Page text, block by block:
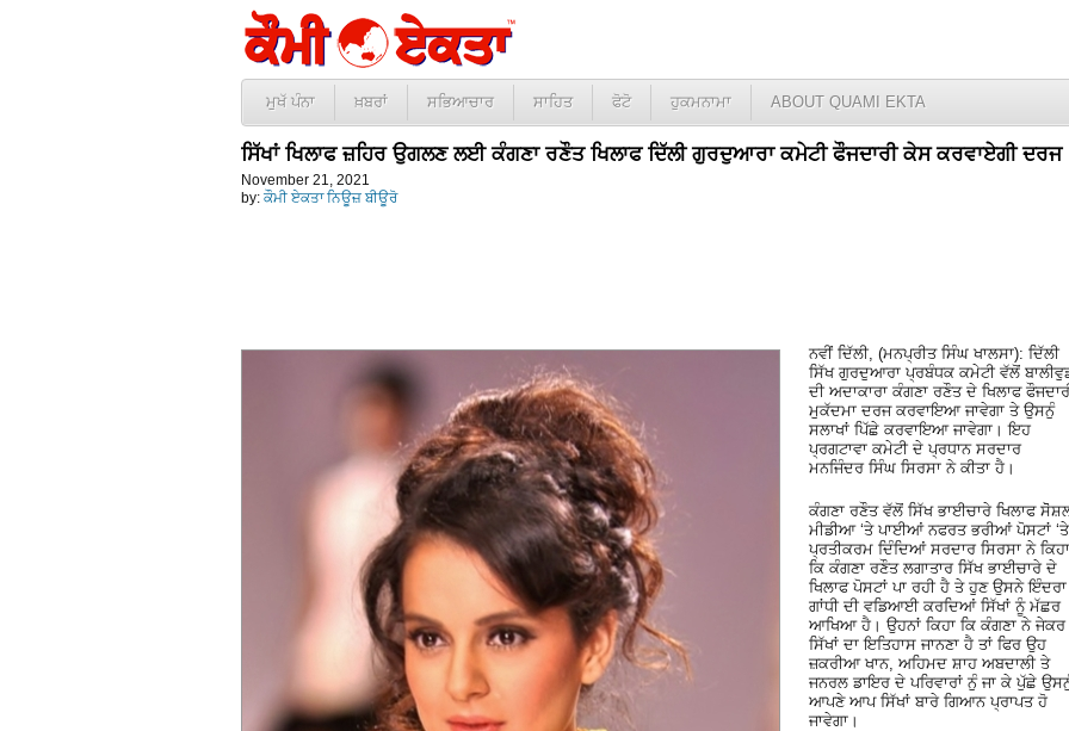
ਮੁਖੱ ਪੰਨਾ ਖ਼ਬਰਾਂ ਸਭਿਆਚਾਰ ਸਾਹਿਤ ਫੋਟੋ ਹੁਕਮਨਾਮਾ ABOUT QUAMI EKTA
ਸਿੱਖਾਂ ਖਿਲਾਫ ਜ਼ਹਿਰ ਉਗਲਣ ਲਈ ਕੰਗਣਾ ਰਣੌਤ ਖਿਲਾਫ ਦਿੱਲੀ ਗੁਰਦੁਆਰਾ ਕਮੇਟੀ ਫੌਜਦਾਰੀ ਕੇਸ ਕਰਵਾਏਗੀ ਦਰਜ
November 21, 2021
by: ਕੌਮੀ ਏਕਤਾ ਨਿਊਜ਼ ਬੀਊਰੋ
ਨਵੀਂ ਦਿੱਲੀ, (ਮਨਪ੍ਰੀਤ ਸਿੰਘ ਖਾਲਸਾ): ਦਿੱਲੀ
ਸਿੱਖ ਗੁਰਦੁਆਰਾ ਪ੍ਰਬੰਧਕ ਕਮੇਟੀ ਵੱਲੋਂ
ਦੀ ਅਦਾਕਾਰਾ ਕੰਗਣਾ ਰਣੌਤ ਦੇ ਖਿਲਾਫ
ਮੁਕੱਦਮਾ ਦਰਜ ਕਰਵਾਇਆ ਜਾਵੇਗਾ ਤੇ ਉਸਨੁੰ
ਸਲਾਖਾਂ ਪਿੱਛੇ ਕਰਵਾਇਆ ਜਾਵੇਗਾ। ਇਹ
ਪ੍ਰਗਟਾਵਾ ਕਮੇਟੀ ਦੇ ਪ੍ਰਧਾਨ ਸਰਦਾਰ
ਮਨਜਿੰਦਰ ਸਿੰਘ ਸਿਰਸਾ ਨੇ ਕੀਤਾ ਹੈ।
ਕੰਗਣਾ ਰਣੌਤ ਵੱਲੋਂ ਸਿੱਖ ਭਾਈਚਾਰੇ ਖਿਲਾਫ
ਮੀਡੀਆ ‘ਤੇ ਪਾਈਆਂ ਨਫਰਤ ਭਰੀਆਂ ਪੋਸਟਾਂ ‘ਤੇ
ਪ੍ਰਤੀਕਰਮ ਦਿੰਦਿਆਂ ਸਰਦਾਰ ਸਿਰਸਾ ਨੇ ਕਿਹਾ
ਕਿ ਕੰਗਣਾ ਰਣੌਤ ਲਗਾਤਾਰ ਸਿੱਖ ਭਾਈਚਾਰੇ ਦੇ
ਖਿਲਾਫ ਪੋਸਟਾਂ ਪਾ ਰਹੀ ਹੈ ਤੇ ਹੁਣ ਉਸਨੇ ਇੰਦਰਾ
ਗਾਂਧੀ ਦੀ ਵਡਿਆਈ ਕਰਦਿਆਂ ਸਿੱਖਾਂ ਨੂੰ ਮੱਛਰ
ਆਖਿਆ ਹੈ। ਉਹਨਾਂ ਕਿਹਾ ਕਿ ਕੰਗਣਾ ਨੇ ਜੇਕਰ
ਸਿੱਖਾਂ ਦਾ ਇਤਿਹਾਸ ਜਾਨਣਾ ਹੈ ਤਾਂ ਫਿਰ ਉਹ
ਜ਼ਕਰੀਆ ਖਾਨ, ਅਹਿਮਦ ਸ਼ਾਹ ਅਬਦਾਲੀ ਤੇ
ਜਨਰਲ ਡਾਇਰ ਦੇ ਪਰਿਵਾਰਾਂ ਨੁੰ ਜਾ ਕੇ ਪੁੱਛੇ
ਆਪਣੇ ਆਪ ਸਿੱਖਾਂ ਬਾਰੇ ਗਿਆਨ ਪ੍ਰਾਪਤ ਹੋ
ਜਾਵੇਗਾ।